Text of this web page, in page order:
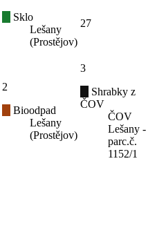
Sklo
Lešany
(Prostějov)
27
2
Bioodpad
Lešany
(Prostějov)
3
Shrabky z
ČOV
ČOV
Lešany -
parc.č.
1152/1